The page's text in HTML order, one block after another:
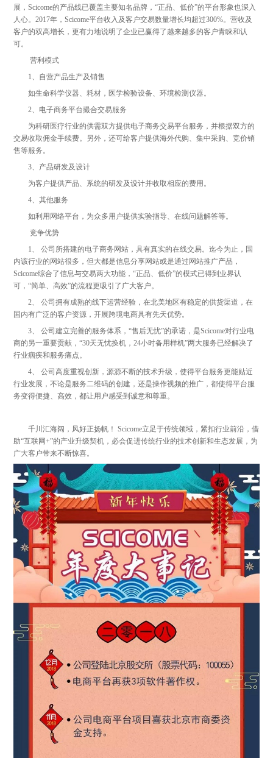
展，Scicome的产品线已覆盖主要知名品牌，“正品、低价”的平台形象也深入
人心。2017年，Scicome平台收入及客户交易数量增长均超过300%。营收及
客户的双高增长，更有力地说明了企业已赢得了越来越多的客户青睐和认
可。
营利模式
1、自营产品生产及销售
如生命科学仪器、耗材，医学检验设备、环境检测仪器。
2、电子商务平台撮合交易服务
为科研医疗行业的供需双方提供电子商务交易平台服务，并根据双方的
交易收取佣金手续费。另外，还可给客户提供海外代购、集中采购、竞价销
售等服务。
3、产品研发及设计
为客户提供产品、系统的研发及设计并收取相应的费用。
4、其他服务
如利用网络平台，为众多用户提供实验指导、在线问题解答等。
竞争优势
1、 公司所搭建的电子商务网站，具有真实的在线交易。迄今为止，国
内该行业的网站很多，但大都是信息分享网站或是通过网站推广产品，
Scicome综合了信息与交易两大功能，“正品、低价”的模式已得到业界认
可，“简单、高效”的流程更吸引了广大客户。
2、 公司拥有成熟的线下运营经验，在北美地区有稳定的供货渠道，在
国内有广泛的客户资源，开展跨境电商具有先天优势。
3、 公司建立完善的服务体系，“售后无忧”的承诺，是Scicome对行业电
商的另一重要贡献，“30天无忧换机，24小时备用样机”两大服务已经解决了
行业痼疾和服务痛点。
4、 公司高度重视创新，源源不断的技术升级，使得平台服务更能贴近
行业发展，不论是服务二维码的创建，还是操作视频的推广，都使得平台服
务变得便捷、高效，都让用户感受到诚意和尊重。
千川汇海阔，风好正扬帆！ Scicome立足于传统领域，紧扣行业前沿，借
助“互联网+”的产业升级契机，必会促进传统行业的技术创新和生态发展，为
广大客户带来不断惊喜。